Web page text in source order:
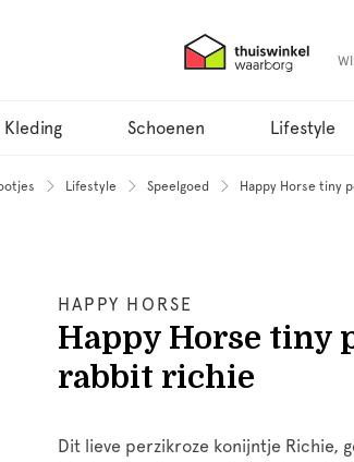
Kleding Schoenen Lifestyle
Lifestyle Speelgoed Happy Horse tiny
HAPPY HORSE
Happy Horse tiny
rabbit richie
Dit lieve perzikroze konijntje Richie,